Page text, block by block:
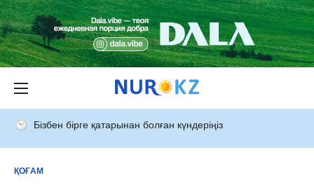
Бізбен бірге қатарынан болған күндеріңіз
ҚОҒАМ